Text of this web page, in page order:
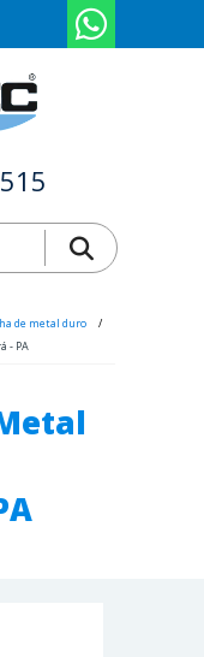
de metal duro
- PA